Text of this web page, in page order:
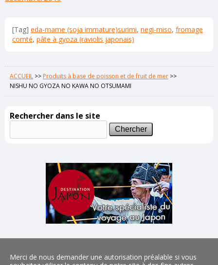
[Tag] eda-mame (soja immature)surimi, negi-miso, fromage
comté, pâte à gyoza (raviolis japonais)
ACCUEIL >>Produits à base de poisson et de fruit de mer >>
NISHU NO GYOZA NO KAWA NO OTSUMAMI
Rechercher dans le site
Merci de nous demander une autorisation préalable si vous